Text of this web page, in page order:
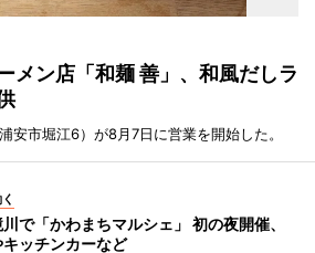
メン店「和麺 善」、和風だしラ
安市堀江6）が8月7日に営業を開始した。
で「かわまちマルシェ」 初の夜開催、
ッチンカーなど